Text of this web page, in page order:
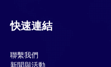
快速連結
聯繫我們
新聞與活動